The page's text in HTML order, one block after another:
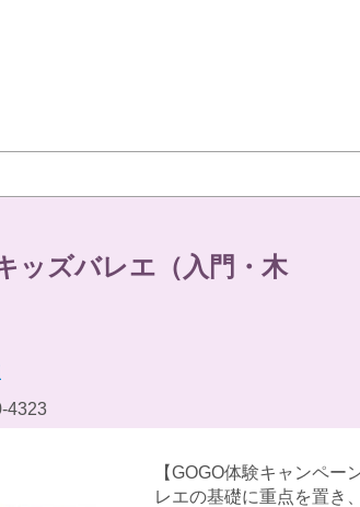
ッズバレエ（入門・木
4323
【GOGO体験キャンペー
レエの基礎に重点を置き